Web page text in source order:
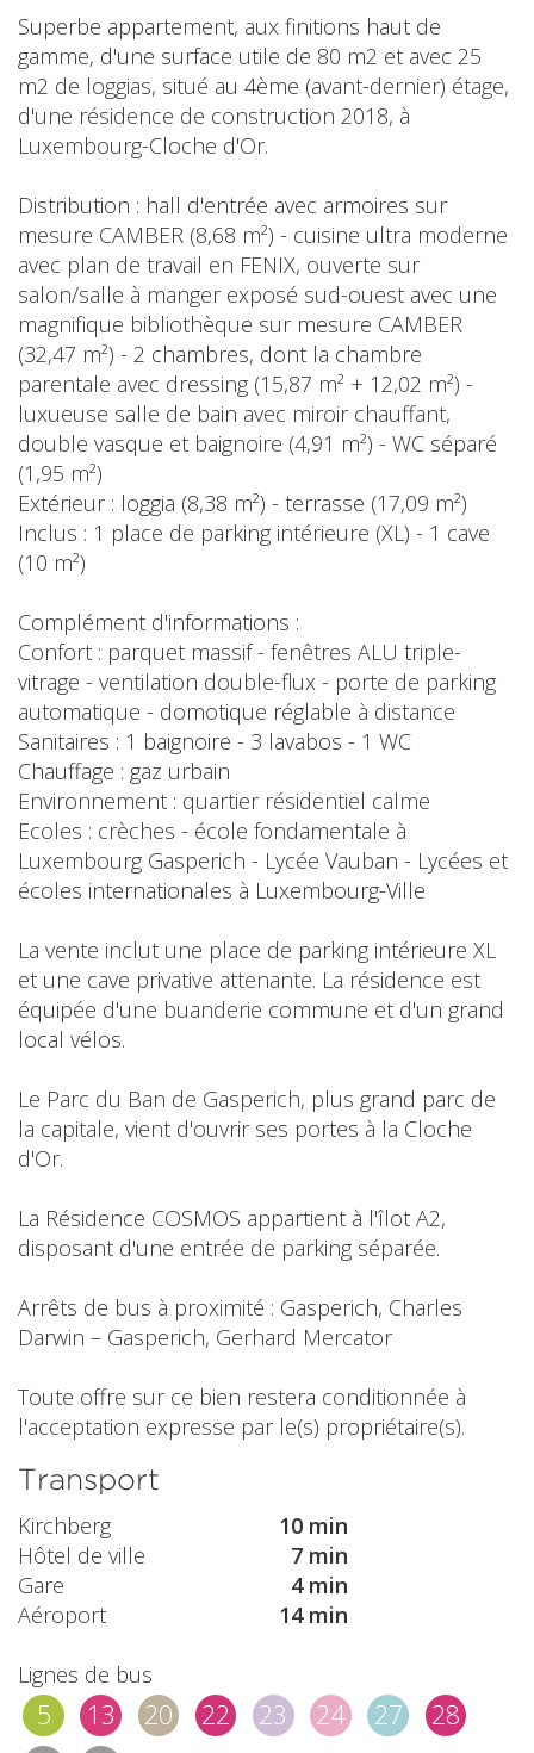
Superbe appartement, aux finitions haut de
gamme, d'une surface utile de 80 m2 et avec 25
m2 de loggias, situé au 4ème (avant-dernier) étage,
d'une résidence de construction 2018, à
Luxembourg-Cloche d'Or.
Distribution : hall d'entrée avec armoires sur
mesure CAMBER (8,68 m²) - cuisine ultra moderne
avec plan de travail en FENIX, ouverte sur
salon/salle à manger exposé sud-ouest avec une
magnifique bibliothèque sur mesure CAMBER
(32,47 m²) - 2 chambres, dont la chambre
parentale avec dressing (15,87 m² + 12,02 m²) -
luxueuse salle de bain avec miroir chauffant,
double vasque et baignoire (4,91 m²) - WC séparé
(1,95 m²)
Extérieur : loggia (8,38 m²) - terrasse (17,09 m²)
Inclus : 1 place de parking intérieure (XL) - 1 cave
(10 m²)
Complément d'informations :
Confort : parquet massif - fenêtres ALU triple-
vitrage - ventilation double-flux - porte de parking
automatique - domotique réglable à distance
Sanitaires : 1 baignoire - 3 lavabos - 1 WC
Chauffage : gaz urbain
Environnement : quartier résidentiel calme
Ecoles : crèches - école fondamentale à
Luxembourg Gasperich - Lycée Vauban - Lycées et
écoles internationales à Luxembourg-Ville
La vente inclut une place de parking intérieure XL
et une cave privative attenante. La résidence est
équipée d'une buanderie commune et d'un grand
local vélos.
Le Parc du Ban de Gasperich, plus grand parc de
la capitale, vient d'ouvrir ses portes à la Cloche
d'Or.
La Résidence COSMOS appartient à l'îlot A2,
disposant d'une entrée de parking séparée.
Arrêts de bus à proximité : Gasperich, Charles
Darwin – Gasperich, Gerhard Mercator
Toute offre sur ce bien restera conditionnée à
l'acceptation expresse par le(s) propriétaire(s).
Transport
Kirchberg
10 min
Hôtel de ville
7 min
Gare
4 min
Aéroport
14 min
Lignes de bus
5 13 20 22 23 24 27
28